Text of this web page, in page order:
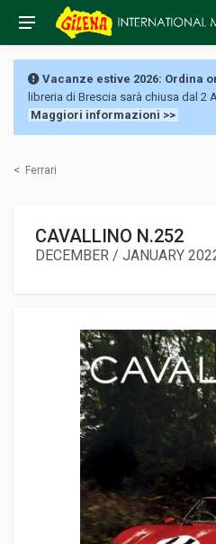
Vacanze estive 2026: Ordina
libreria di Brescia sarà chiusa dal 2
Maggiori informazioni >>
< Ferrari
CAVALLINO N.252
DECEMBER / JANUARY